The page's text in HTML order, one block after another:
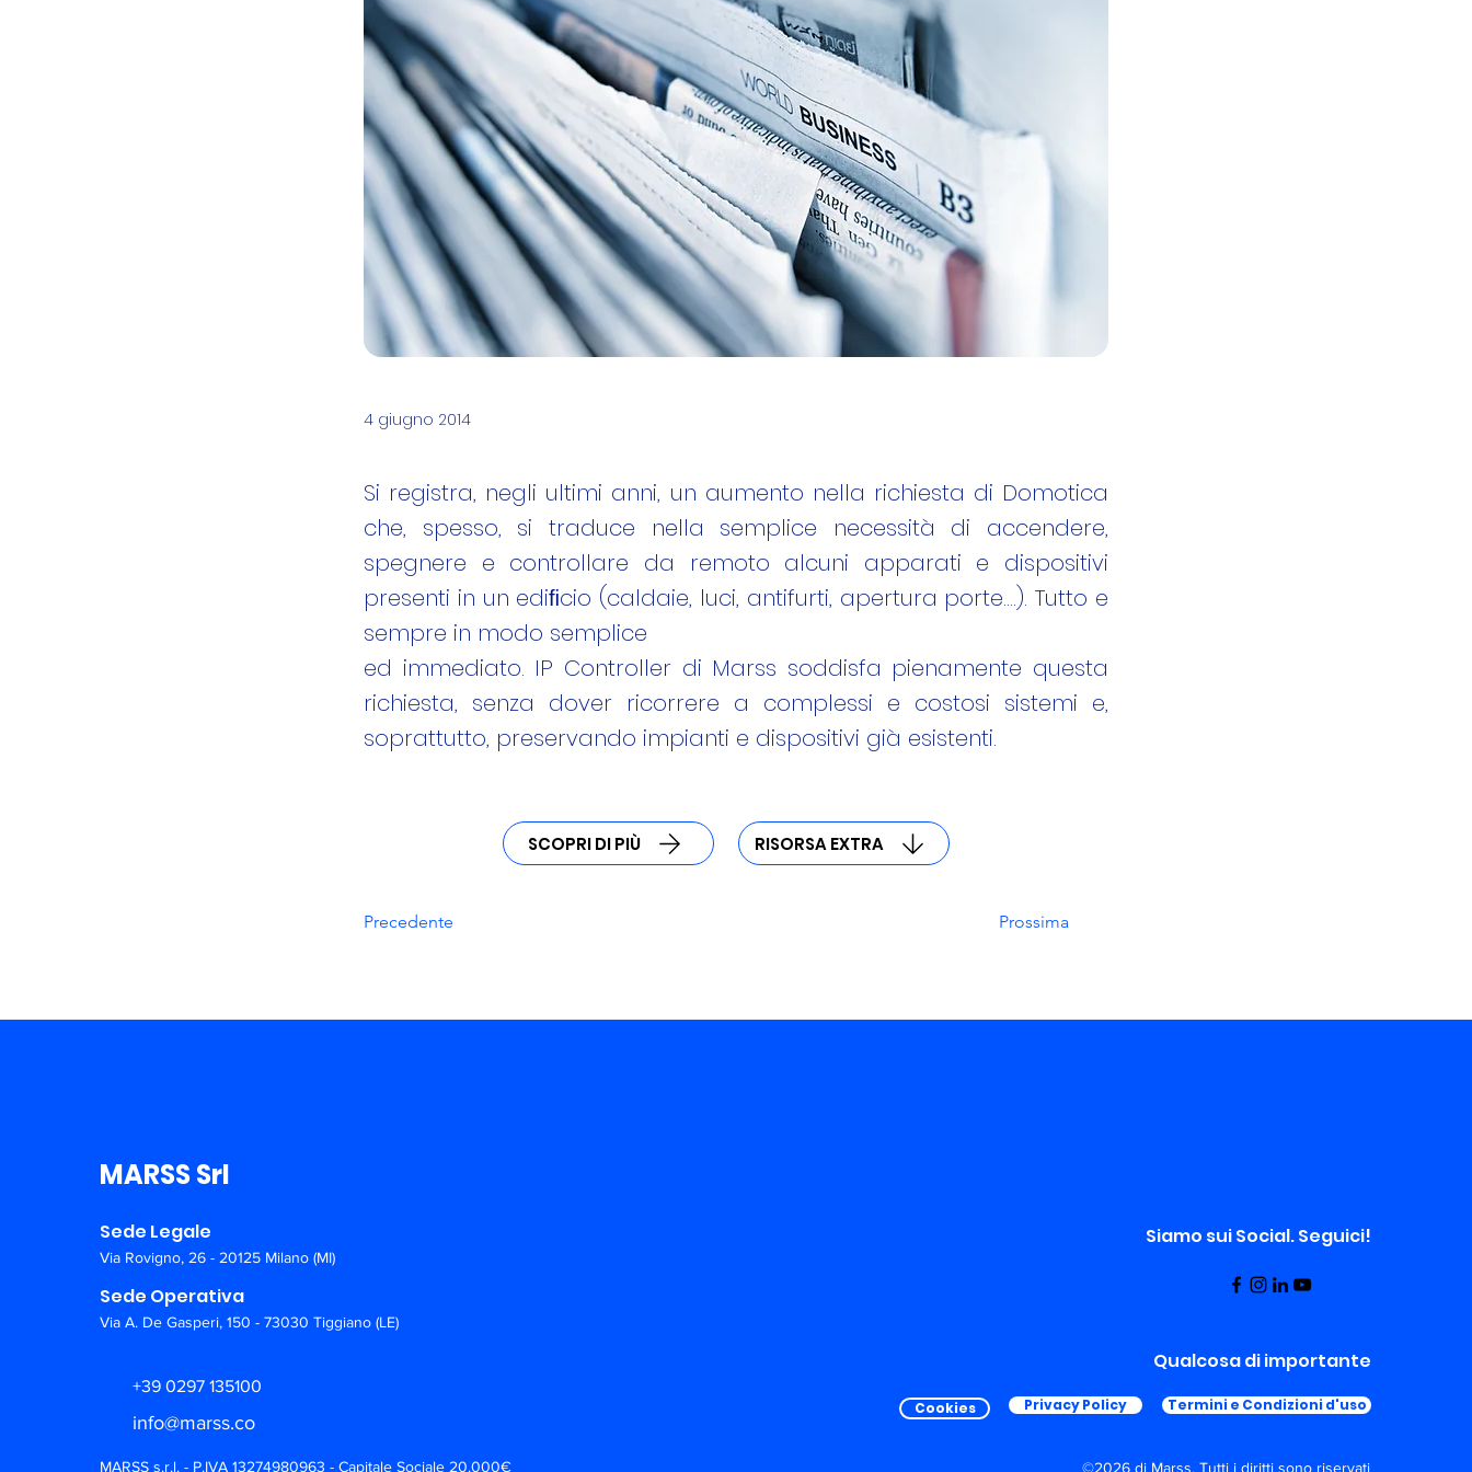
4 giugno 2014
Si registra, negli ultimi anni, un aumento nella richiesta di Domotica
che, spesso, si traduce nella semplice necessità di accendere,
spegnere e controllare da remoto alcuni apparati e dispositivi
presenti in un ediﬁcio (caldaie, luci, antifurti, apertura porte….). Tutto e
sempre in modo semplice
ed immediato. IP Controller di Marss soddisfa pienamente questa
richiesta, senza dover ricorrere a complessi e costosi sistemi e,
soprattutto, preservando impianti e dispositivi già esistenti.
SCOPRI DI PIÙ RISORSA EXTRA
Precedente Prossima
MARSS Srl
Sede Legale
Via Rovigno, 26 - 20125 Milano (MI)
Sede Operativa
Via A. De Gasperi, 150 - 73030 Tiggiano (LE)
+39 0297 135100
info@marss.co
MARSS s.r.l. - P.IVA 13274980963 - Capitale Sociale 20.000€
Siamo sui Social. Seguici!
Qualcosa di importante
Cookies Privacy Policy Termini e Condizioni d'uso
©2026 di Marss. Tutti i diritti sono riservati